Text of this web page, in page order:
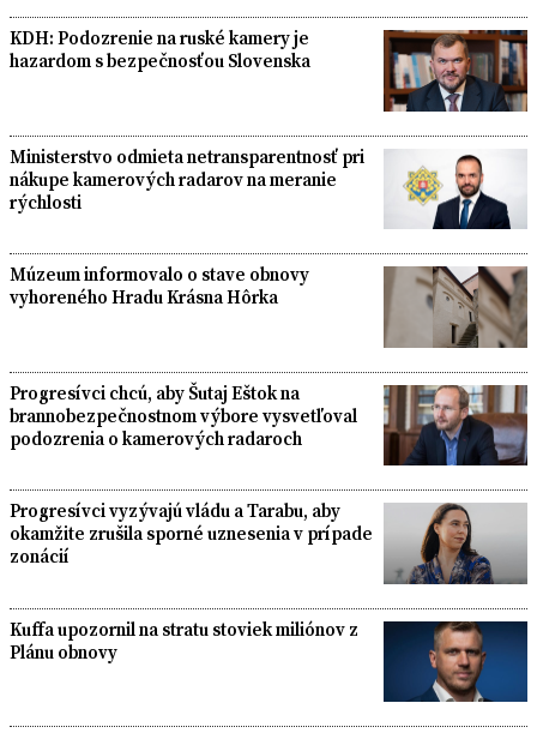
KDH: Podozrenie na ruské kamery je
hazardom s bezpečnosťou Slovenska
Ministerstvo odmieta netransparentnosť pri
nákupe kamerových radarov na meranie
rýchlosti
Múzeum informovalo o stave obnovy
vyhoreného Hradu Krásna Hôrka
Progresívci chcú, aby Šutaj Eštok na
brannobezpečnostnom výbore vysvetľoval
podozrenia o kamerových radaroch
Progresívci vyzývajú vládu a Tarabu, aby
okamžite zrušila sporné uznesenia v prípade
zonácií
Kuffa upozornil na stratu stoviek miliónov z
Plánu obnovy